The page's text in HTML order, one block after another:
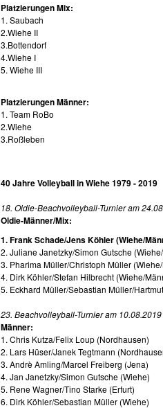
Platzierungen Mix:
1. Saubach
2.Wiehe II
3.Bottendorf
4.Wiehe I
5. Wiehe III
Platzierungen Männer:
1. Team RoBo
2.Wiehe
3.Roßleben
40 Jahre Volleyball in Wiehe 1979 - 2019
18. Oldie-Beachvolleyball-Turnier am
Oldie-Männer/Mix:
1. Frank Schade/Jens Köhler (Wiehe/
2. Juliane Janetzky/Simon Gutsche
3. Pharima Müller/Christoph Müller
4. Dirk Köhler/Stefan Hilbrecht (Wiehe/
5. Eckhard Müller/Sebastian Müller/
23. Beachvolleyball-Turnier am
Männer:
1. Chris Kutza/Felix Loup (Nordhausen)
2. Lars Hüser/Janek Tegtmann
3. Andrè Amling/Marcel Freiberg (Jena)
4. Jan Janetzky/Simon Gutsche (Wiehe)
5. Rene Wagner/Tino Starke (Erfurt)
6. Dirk Köhler/Sebastian Müller (Wiehe)